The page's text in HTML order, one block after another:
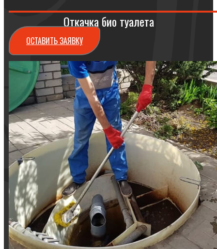
Откачка био туалета
ОСТАВИТЬ ЗАЯВКУ